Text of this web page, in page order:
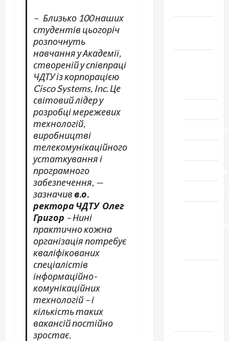
– Близько 100 наших
студентів цьогоріч
розпочнуть
навчання у Академії,
створеній у співпраці
ЧДТУ із корпорацією
Cisco Systems, Inc. Це
світовий лідер у
розробці мережевих
технологій,
виробництві
телекомунікаційного
устаткування і
програмного
забезпечення, —
зазначивв.о.
ректора ЧДТУ Олег
Григор – Нині
практично кожна
організація потребує
кваліфікованих
спеціалістів
інформаційно-
комунікаційних
технологій – і
кількість таких
вакансій постійно
зростає.